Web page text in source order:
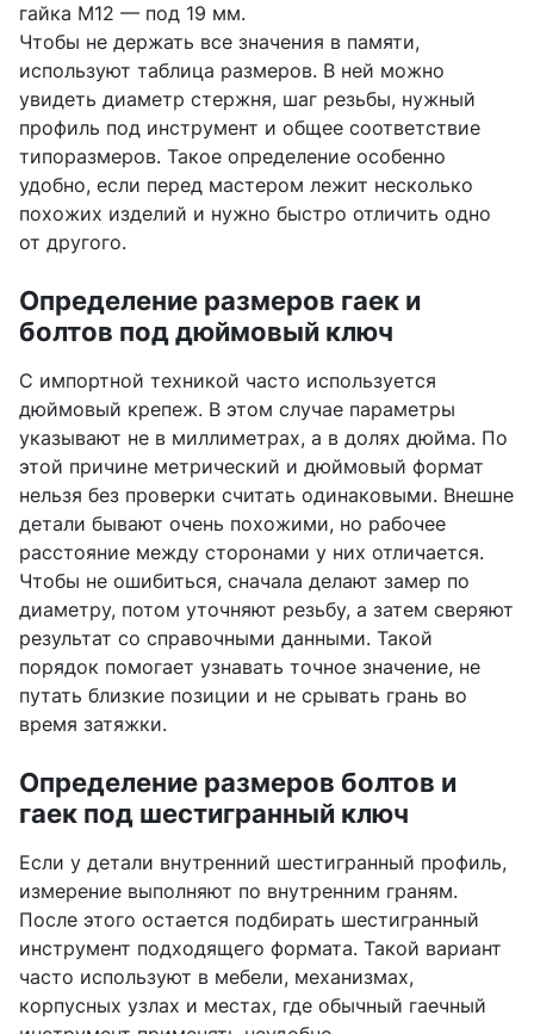
гайка М12 — под 19 мм.
Чтобы не держать все значения в памяти,
используют таблица размеров. В ней можно
увидеть диаметр стержня, шаг резьбы, нужный
профиль под инструмент и общее соответствие
типоразмеров. Такое определение особенно
удобно, если перед мастером лежит несколько
похожих изделий и нужно быстро отличить одно
от другого.
Определение размеров гаек и
болтов под дюймовый ключ
С импортной техникой часто используется
дюймовый крепеж. В этом случае параметры
указывают не в миллиметрах, а в долях дюйма. По
этой причине метрический и дюймовый формат
нельзя без проверки считать одинаковыми. Внешне
детали бывают очень похожими, но рабочее
расстояние между сторонами у них отличается.
Чтобы не ошибиться, сначала делают замер по
диаметру, потом уточняют резьбу, а затем сверяют
результат со справочными данными. Такой
порядок помогает узнавать точное значение, не
путать близкие позиции и не срывать грань во
время затяжки.
Определение размеров болтов и
гаек под шестигранный ключ
Если у детали внутренний шестигранный профиль,
измерение выполняют по внутренним граням.
После этого остается подбирать шестигранный
инструмент подходящего формата. Такой вариант
часто используют в мебели, механизмах,
корпусных узлах и местах, где обычный гаечный